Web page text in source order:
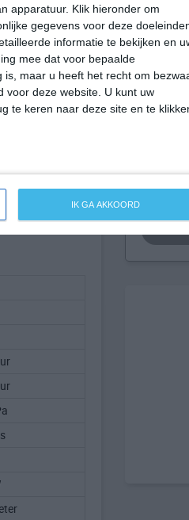
apparatuur. Klik hieronder om
gegevens voor deze
informatie te bekijken en
mee dat voor bepaalde
maar u heeft het recht om
voor deze website. U kunt uw
te keren naar deze site en te
IK GA AKKOORD
over de
Meer